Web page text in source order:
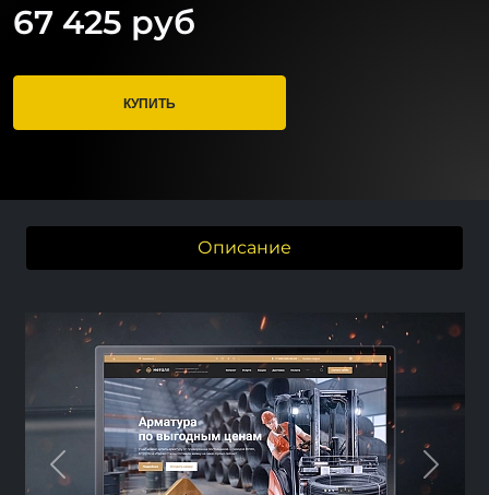
67 425 руб
КУПИТЬ
Описание
Previous Next